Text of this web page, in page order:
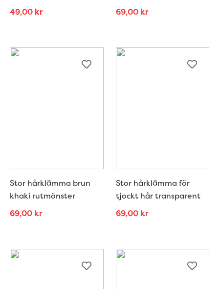
49,00 kr
69,00 kr
Stor hårklämma brun
khaki rutmönster
69,00 kr
Stor hårklämma för
tjockt hår transparent
69,00 kr